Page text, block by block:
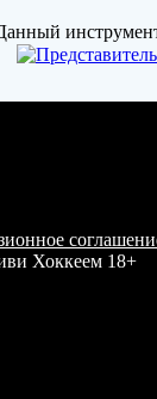
Хоккеем 18+